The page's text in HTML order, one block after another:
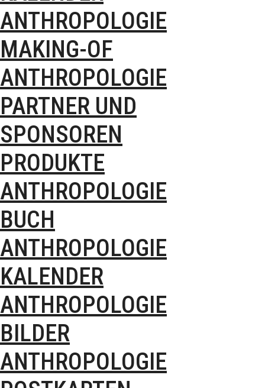
ANTHROPOLOGIE
MAKING-OF
ANTHROPOLOGIE
PARTNER UND
SPONSOREN
PRODUKTE
ANTHROPOLOGIE
BUCH
ANTHROPOLOGIE
KALENDER
ANTHROPOLOGIE
BILDER
ANTHROPOLOGIE